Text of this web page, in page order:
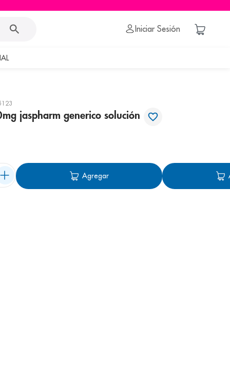
Iniciar Sesión
jaspharm generico solución
Agregar